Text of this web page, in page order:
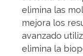
elimina las
mejora los
avanzado
elimina la